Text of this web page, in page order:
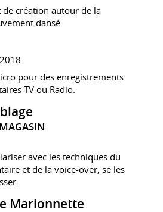
de création autour de la
dansé.
pour des enregistrements
TV ou Radio.
avec les techniques du
et de la voice-over, se les
Marionnette